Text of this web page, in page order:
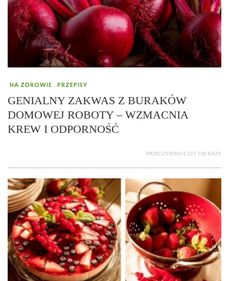
NA ZDROWIE PRZEPISY
GENIALNY ZAKWAS Z BURAKÓW
DOMOWEJ ROBOTY – WZMACNIA
KREW I ODPORNOŚĆ
PRZECZYTANO 2 237 758 RAZY